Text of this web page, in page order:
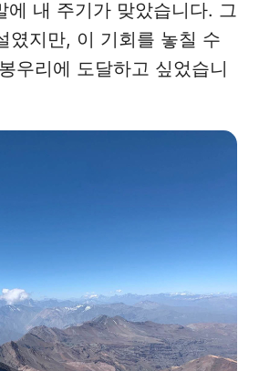
에 내 주기가 맞았습니다. 그
였지만, 이 기회를 놓칠 수
우리에 도달하고 싶었습니